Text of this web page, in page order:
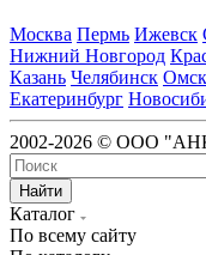
Москва Пермь Ижевск
Нижний Новгород
Казань Челябинск Омск
Екатеринбург
2002-2026 © ООО
Найти
Каталог
По всему сайту